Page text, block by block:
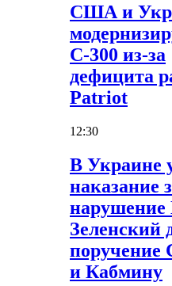
США и
С-300 из-за
дефицита
Patriot
12:30
В Украине
наказание
Зеленский
и Кабмину